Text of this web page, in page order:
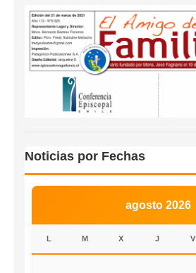
Noticias por Fechas
agosto 2026
L M X J V